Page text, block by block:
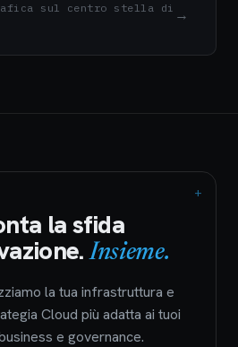
sul centro stella di →
+
la sfida
Insieme.
la tua infrastruttura e
Cloud più adatta ai tuoi
e governance.